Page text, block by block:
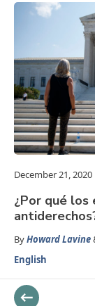
December 21, 2020
¿Por qué los
ByHoward Lavine
English